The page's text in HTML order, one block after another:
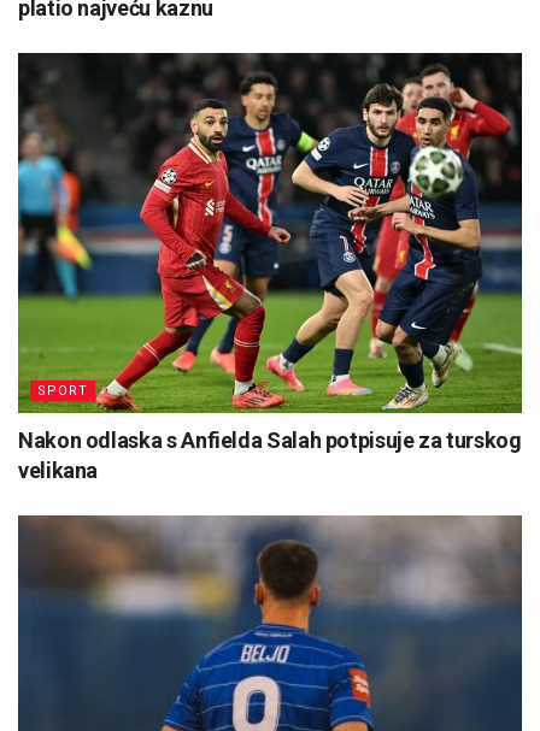
platio najveću kaznu
SPORT
Nakon odlaska s Anfielda Salah potpisuje za turskog
velikana